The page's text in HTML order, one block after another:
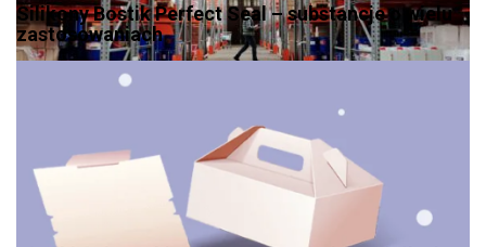
Silikony Bostik Perfect Seal – substancje o wielu
zastosowaniach